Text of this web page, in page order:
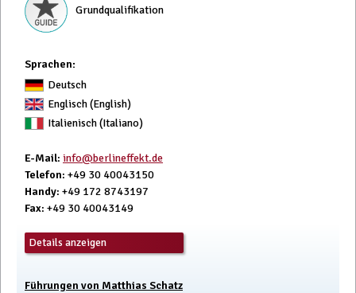
Grundqualifikation
Sprachen:
Deutsch
Englisch (English)
Italienisch (Italiano)
E-Mail: info@berlineffekt.de
Telefon: +49 30 40043150
Handy: +49 172 8743197
Fax: +49 30 40043149
Details anzeigen
Führungen von Matthias Schatz